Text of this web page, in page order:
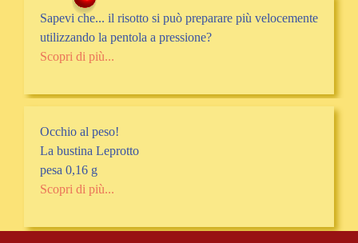
Sapevi che... il risotto si può preparare più velocemente
utilizzando la pentola a pressione?
Scopri di più...
Occhio al peso!
La bustina Leprotto
pesa 0,16 g
Scopri di più...